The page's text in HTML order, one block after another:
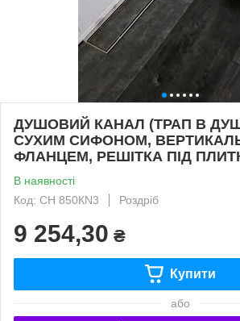
ДУШОВИЙ КАНАЛ (ТРАП В
СУХИМ СИФОНОМ,
ФЛАНЦЕМ, РЕШІТКА ПІД
В наявності
Код: CH 850КN3
Роздріб
9 254,30 ₴
Купити
або